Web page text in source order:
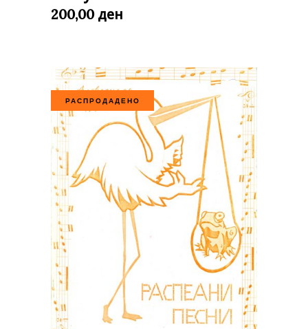
200,00 ден
РАСПРОДАДЕНО